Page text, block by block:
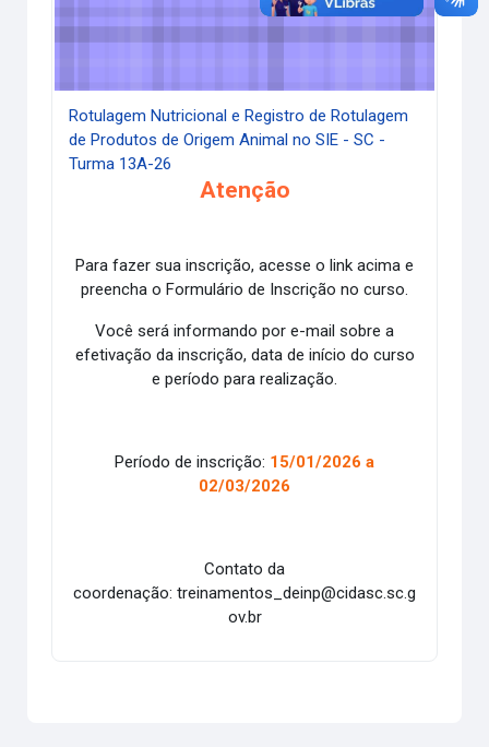
Rotulagem Nutricional e Registro de Rotulagem
de Produtos de Origem Animal no SIE - SC -
Turma 13A-26
Atenção
Para fazer sua inscrição, acesse o link acima e
preencha o Formulário de Inscrição no curso.
Você será informando por e-mail sobre a
efetivação da inscrição, data de início do curso
e período para realização.
Período de inscrição: 15/01/2026 a
02/03/2026
Contato da
coordenação: treinamentos_deinp@cidasc.sc.g
ov.br